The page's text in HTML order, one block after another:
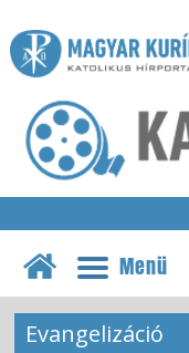
Menü
Evangelizáció